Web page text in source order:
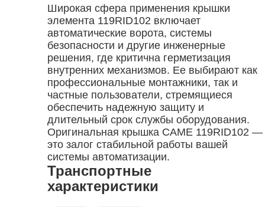
Широкая сфера применения крышки
элемента 119RID102 включает
автоматические ворота, системы
безопасности и другие инженерные
решения, где критична герметизация
внутренних механизмов. Ее выбирают как
профессиональные монтажники, так и
частные пользователи, стремящиеся
обеспечить надежную защиту и
длительный срок службы оборудования.
Оригинальная крышка CAME 119RID102 —
это залог стабильной работы вашей
системы автоматизации.
Транспортные
характеристики